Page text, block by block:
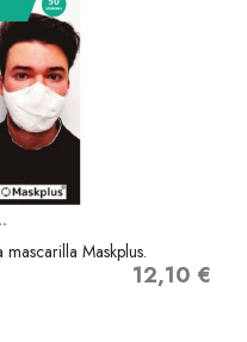
Maskplus.
Precio
12,10 €